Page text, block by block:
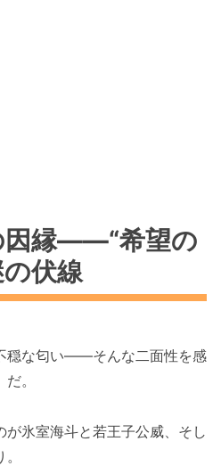
因縁――“希望の
伏線
穏な匂い――そんな二面性を感
。
氷室海斗と若王子公威、そし